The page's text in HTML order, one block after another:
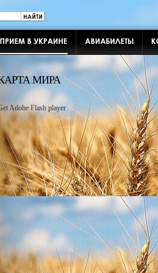
МИРА
Adobe Flash player